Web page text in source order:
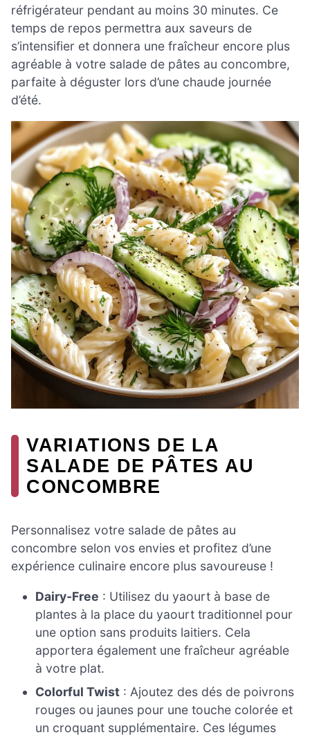
réfrigérateur pendant au moins 30 minutes. Ce
temps de repos permettra aux saveurs de
s’intensifier et donnera une fraîcheur encore plus
agréable à votre salade de pâtes au concombre,
parfaite à déguster lors d’une chaude journée
d’été.
VARIATIONS DE LA
SALADE DE PÂTES AU
CONCOMBRE
Personnalisez votre salade de pâtes au
concombre selon vos envies et profitez d’une
expérience culinaire encore plus savoureuse !
Dairy-Free : Utilisez du yaourt à base de
plantes à la place du yaourt traditionnel pour
une option sans produits laitiers. Cela
apportera également une fraîcheur agréable
à votre plat.
Colorful Twist : Ajoutez des dés de poivrons
rouges ou jaunes pour une touche colorée et
un croquant supplémentaire. Ces légumes